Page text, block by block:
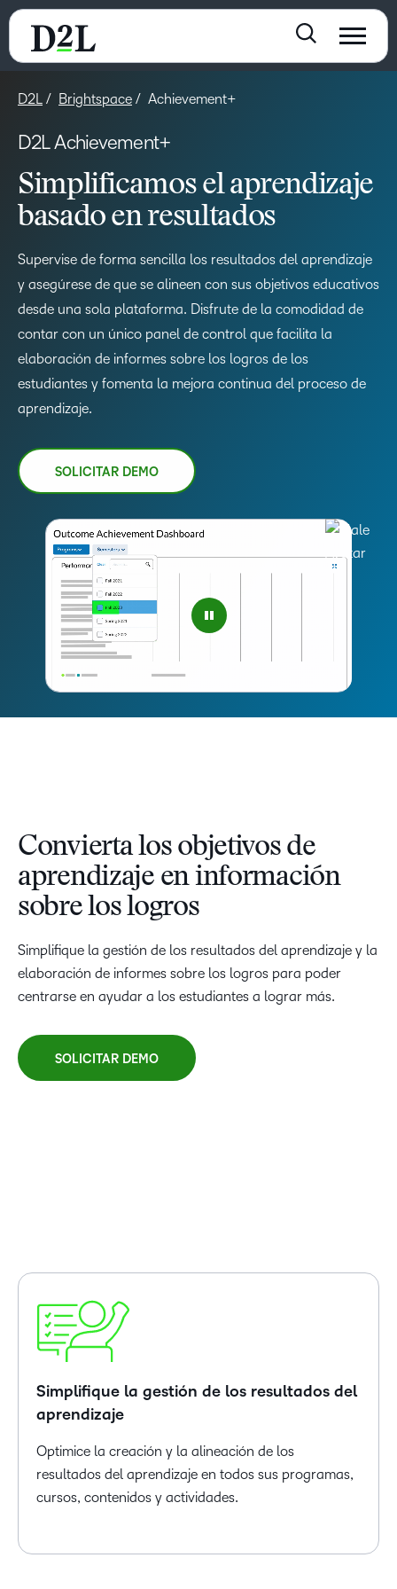
D2L Brightspace Achievement+
D2L Achievement+
Simplificamos el aprendizaje
basado en resultados
Supervise de forma sencilla los resultados del aprendizaje
y asegúrese de que se alineen con sus objetivos educativos
desde una sola plataforma. Disfrute de la comodidad de
contar con un único panel de control que facilita la
elaboración de informes sobre los logros de los
estudiantes y fomenta la mejora continua del proceso de
aprendizaje.
SOLICITAR DEMO
Convierta los objetivos de
aprendizaje en información
sobre los logros
Simplifique la gestión de los resultados del aprendizaje y la
elaboración de informes sobre los logros para poder
centrarse en ayudar a los estudiantes a lograr más.
SOLICITAR DEMO
Simplifique la gestión de los resultados del
aprendizaje
Optimice la creación y la alineación de los
resultados del aprendizaje en todos sus programas,
cursos, contenidos y actividades.